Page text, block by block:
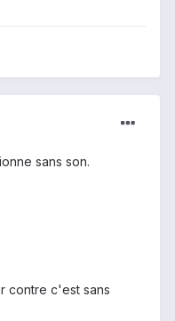
sans son.
contre c'est sans